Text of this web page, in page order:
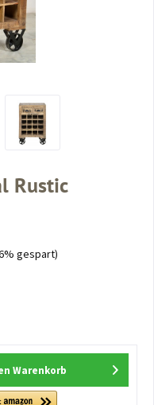
Rustic
gespart)
Warenkorb